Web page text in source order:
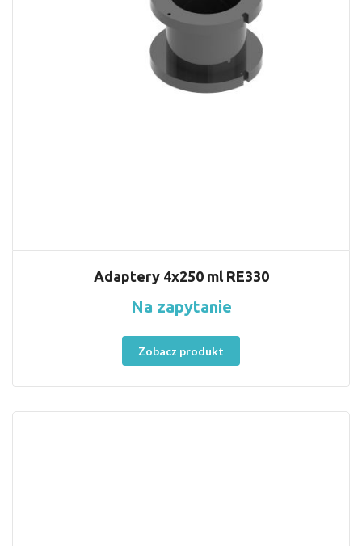
Adaptery 4x250 ml RE330
Na zapytanie
Zobacz produkt